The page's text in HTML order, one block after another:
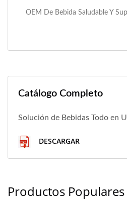
OEM De Bebida Saludable Y
Catálogo Completo
Solución de Bebidas Todo en
DESCARGAR
Productos Populares